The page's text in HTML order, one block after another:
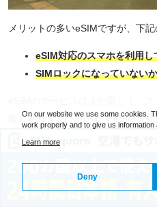
メリットの多いeSIMですが、下記
eSIM対応のスマホを利用し
SIMロックになっていないか
種もあります。せっかくeSIMを
うかを必ず確認するようにしまし
On our website we use some cookies.
work properly and to give us information
Learn more
Deny